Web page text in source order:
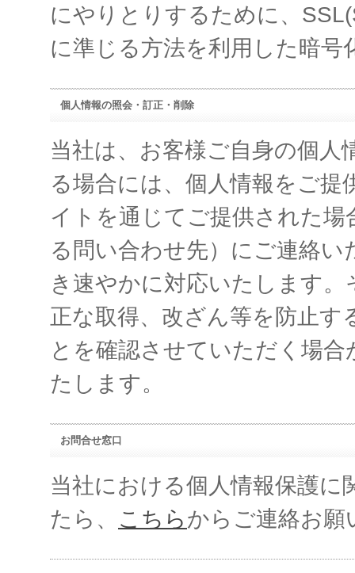
にやりとりするために、
に準じる方法を利用した暗
個人情報の照会・訂正・削除
当社は、お客様ご自身の個人
る場合には、個人情報をご
イトを通じてご提供された
る問い合わせ先）にご連絡
き速やかに対応いたします
正な取得、改ざん等を防止
とを確認させていただく場
たします。
お問合せ窓口
当社における個人情報保護
たら、 こちらからご連絡お願